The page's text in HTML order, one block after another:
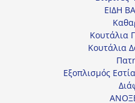
ΕΙΔΗ
Κουτάλια
Κουτάλια
Εξοπλισμός